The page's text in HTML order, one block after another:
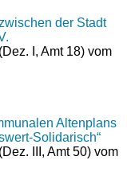
der Stadt
I, Amt 18) vom
Altenplans
Solidarisch“
III, Amt 50) vom